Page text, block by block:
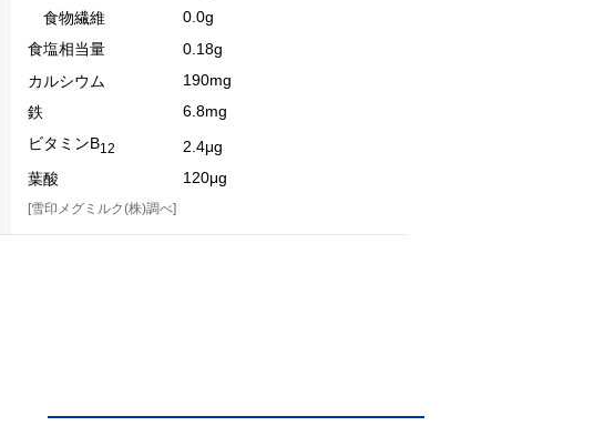
食物繊維
0.0g
食塩相当量
0.18g
カルシウム
190mg
鉄
6.8mg
ビタミンB12
2.4μg
葉酸
120μg
[雪印メグミルク(株)調べ]